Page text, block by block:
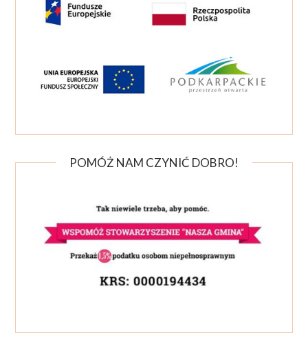
POMÓŻ NAM CZYNIĆ DOBRO!